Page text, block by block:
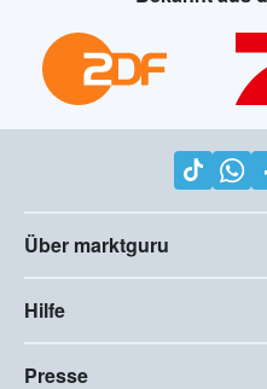
Über marktguru
Hilfe
Presse